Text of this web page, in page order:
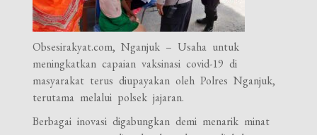
Obsesirakyat.com, Nganjuk – Usaha untuk
meningkatkan capaian vaksinasi covid-19 di
masyarakat terus diupayakan oleh Polres Nganjuk,
terutama melalui polsek jajaran.
Berbagai inovasi digabungkan demi menarik minat